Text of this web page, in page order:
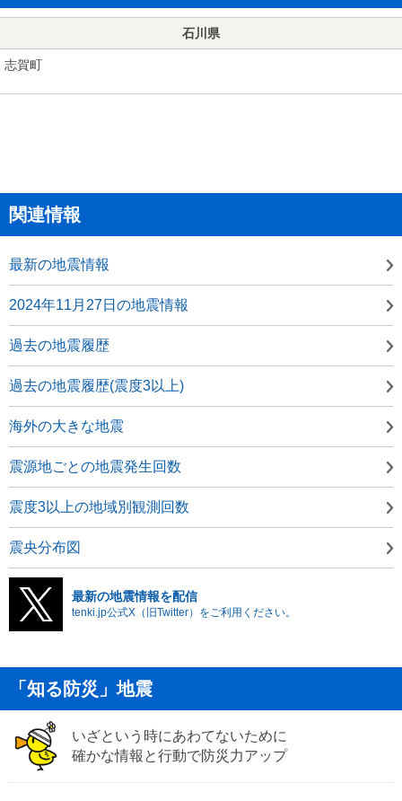
石川県
志賀町
関連情報
最新の地震情報
2024年11月27日の地震情報
過去の地震履歴
過去の地震履歴(震度3以上)
海外の大きな地震
震源地ごとの地震発生回数
震度3以上の地域別観測回数
震央分布図
最新の地震情報を配信
tenki.jp公式X（旧Twitter）をご利用ください。
「知る防災」地震
いざという時にあわてないために
確かな情報と行動で防災力アップ